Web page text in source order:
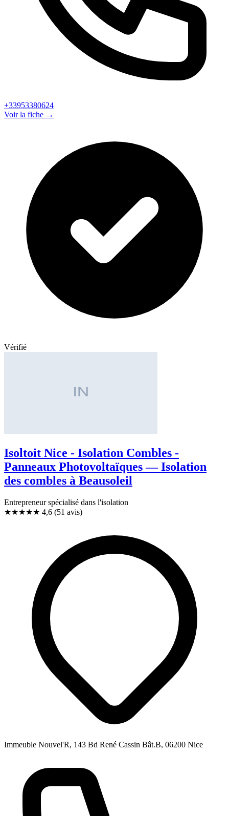
+33953380624
Voir la fiche →
Vérifié
Isoltoit Nice - Isolation Combles -
Panneaux Photovoltaïques — Isolation
des combles à Beausoleil
Entrepreneur spécialisé dans l'isolation
★★★★★ 4,6 (51 avis)
Immeuble Nouvel'R, 143 Bd René Cassin Bât.B, 06200 Nice